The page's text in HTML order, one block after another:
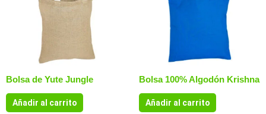
Bolsa de Yute Jungle
Añadir al carrito
Bolsa 100% Algodón Krishna
Añadir al carrito